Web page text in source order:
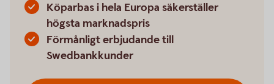
Köparbas i hela Europa säkerställer
högsta marknadspris
Förmånligt erbjudande till
Swedbankkunder